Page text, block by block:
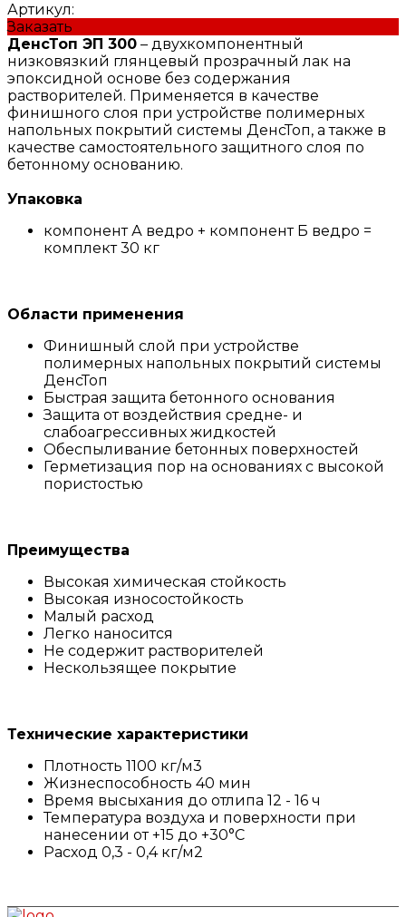
Артикул:
Заказать
ДенсТоп ЭП 300 – двухкомпонентный
низковязкий глянцевый прозрачный лак на
эпоксидной основе без содержания
растворителей. Применяется в качестве
финишного слоя при устройстве полимерных
напольных покрытий системы ДенсТоп, а также в
качестве самостоятельного защитного слоя по
бетонному основанию.
Упаковка
компонент А ведро + компонент Б ведро =
комплект 30 кг
Области применения
Финишный слой при устройстве
полимерных напольных покрытий системы
ДенсТоп
Быстрая защита бетонного основания
Защита от воздействия средне- и
слабоагрессивных жидкостей
Обеспыливание бетонных поверхностей
Герметизация пор на основаниях с высокой
пористостью
Преимущества
Высокая химическая стойкость
Высокая износостойкость
Малый расход
Легко наносится
Не содержит растворителей
Нескользящее покрытие
Технические характеристики
Плотность 1100 кг/м3
Жизнеспособность 40 мин
Время высыхания до отлипа 12 - 16 ч
Температура воздуха и поверхности при
нанесении от +15 до +30°C
Расход 0,3 - 0,4 кг/м2